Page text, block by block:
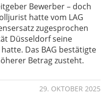
Bewerber – doch
hatte vom LAG
zugesprochen
Düsseldorf seine
Das BAG bestätigte
Betrag zusteht.
29. OKTOBER 2025